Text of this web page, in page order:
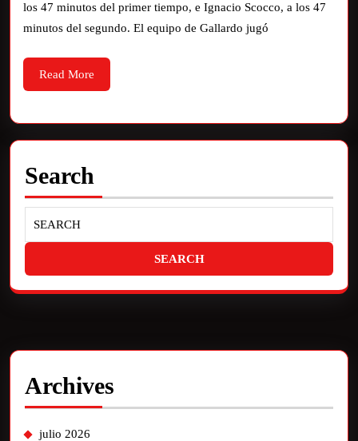
los 47 minutos del primer tiempo, e Ignacio Scocco, a los 47
minutos del segundo. El equipo de Gallardo jugó
Read More
Search
Archives
julio 2026